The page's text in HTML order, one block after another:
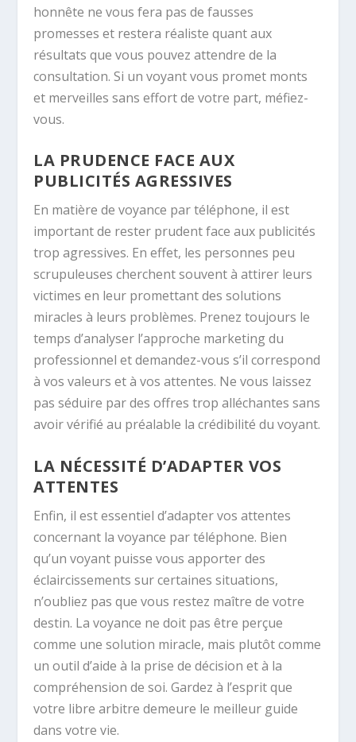
honnête ne vous fera pas de fausses
promesses et restera réaliste quant aux
résultats que vous pouvez attendre de la
consultation. Si un voyant vous promet monts
et merveilles sans effort de votre part, méfiez-
vous.
LA PRUDENCE FACE AUX
PUBLICITÉS AGRESSIVES
En matière de voyance par téléphone, il est
important de rester prudent face aux publicités
trop agressives. En effet, les personnes peu
scrupuleuses cherchent souvent à attirer leurs
victimes en leur promettant des solutions
miracles à leurs problèmes. Prenez toujours le
temps d’analyser l’approche marketing du
professionnel et demandez-vous s’il correspond
à vos valeurs et à vos attentes. Ne vous laissez
pas séduire par des offres trop alléchantes sans
avoir vérifié au préalable la crédibilité du voyant.
LA NÉCESSITÉ D’ADAPTER VOS
ATTENTES
Enfin, il est essentiel d’adapter vos attentes
concernant la voyance par téléphone. Bien
qu’un voyant puisse vous apporter des
éclaircissements sur certaines situations,
n’oubliez pas que vous restez maître de votre
destin. La voyance ne doit pas être perçue
comme une solution miracle, mais plutôt comme
un outil d’aide à la prise de décision et à la
compréhension de soi. Gardez à l’esprit que
votre libre arbitre demeure le meilleur guide
dans votre vie.